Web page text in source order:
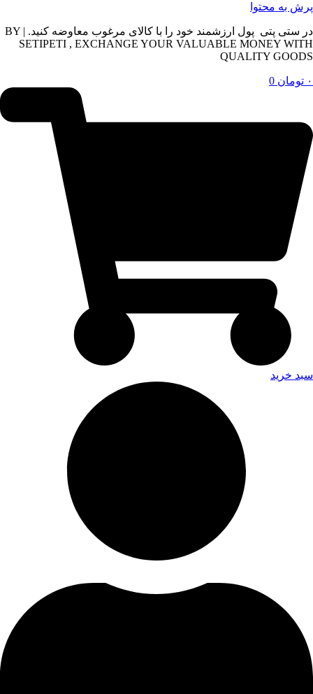
پرش به محتوا
در ستی پتی پول ارزشمند خود را با کالای مرغوب معاوضه کنید. | BY
SETIPETI , EXCHANGE YOUR VALUABLE MONEY WITH
QUALITY GOODS
۰ تومان 0
سبد خرید